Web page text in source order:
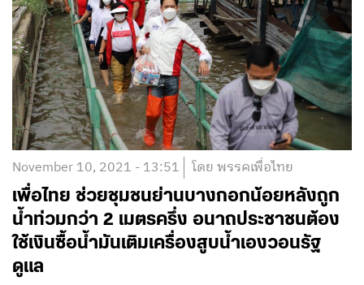
November 10, 2021 - 13:51 โดย พรรคเพื่อไทย
เพื่อไทย ช่วยชุมชนย่านบางกอกน้อยหลังถูก
น้ำท่วมกว่า 2 เมตรครึ่ง อนาถประชาชนต้อง
ใช้เงินซื้อน้ำมันเติมเครื่องสูบน้ำเองวอนรัฐ
ดูแล